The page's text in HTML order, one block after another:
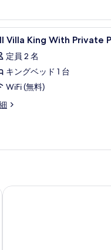
ボックス (室内)、デスク、ノ
8 Villa King With Private
定員 2 名
キングベッド 1 台
WiFi (無料)
マンダラバリゾートアン